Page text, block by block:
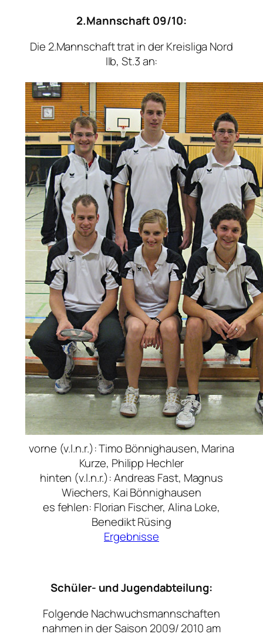
2.Mannschaft 09/10:
Die 2.Mannschaft trat in der Kreisliga Nord
IIb, St.3 an:
vorne (v.l.n.r.): Timo Bönnighausen, Marina
Kurze, Philipp Hechler
hinten (v.l.n.r.): Andreas Fast, Magnus
Wiechers, Kai Bönnighausen
es fehlen: Florian Fischer, Alina Loke,
Benedikt Rüsing
Ergebnisse
Schüler- und Jugendabteilung:
Folgende Nachwuchsmannschaften
nahmen in der Saison 2009/ 2010 am